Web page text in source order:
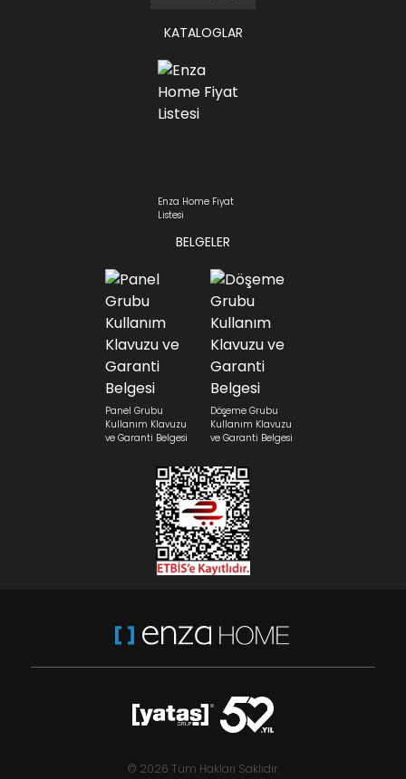
KATALOGLAR
Enza Home Fiyat
Listesi
BELGELER
Panel Grubu
Kullanım Klavuzu
ve Garanti Belgesi
Döşeme Grubu
Kullanım Klavuzu
ve Garanti Belgesi
© 2026 Tüm Hakları Saklıdır.